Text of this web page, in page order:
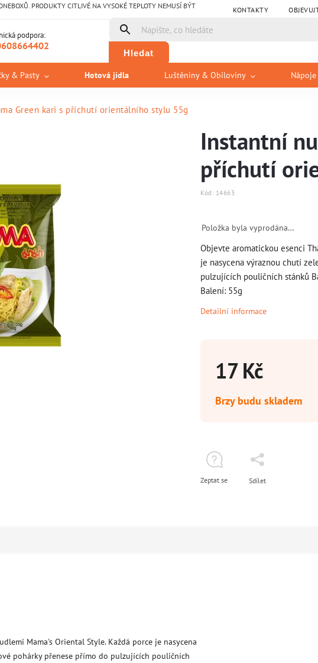
PRODUKTY CITLIVÉ NA VYSOKÉ TEPLOTY NEMUSÍ BÝT
KONTAKTY
podpora:
Hledat
& Pasty Hotová jídla Luštěniny & Obiloviny Nápoje
Green kari s příchutí orientálního stylu 55g
17 Kč
Brzy budu skladem
Instantní
příchutí
Kód: 14663
Položka byla vyprodána…
Objevte aromatickou esenci
je nasycena výraznou chutí
pulzujících pouličních stánků
Balení: 55g
Detailní informace
Zeptat se Sdílet
Mama's Oriental Style. Každá porce je nasycena
pohárky přenese přímo do pulzujících pouličních